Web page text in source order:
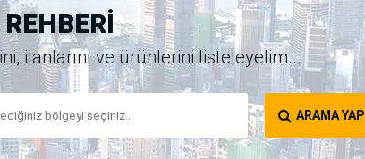
ilanlarını ve ürünlerini listeleyelim...
ARAMA YAP